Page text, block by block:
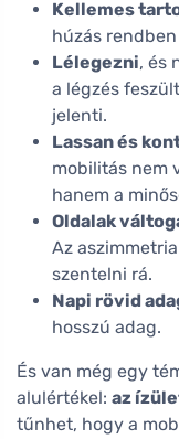
Kellemes
húzás
Lélegezni, és
a légzés
jelenti.
Lassan és
mobilitás nem
hanem a
Oldalak
Az
szentelni rá.
Napi rövid
hosszú adag.
És van még egy
alulértékel: az
tűnhet, hogy a